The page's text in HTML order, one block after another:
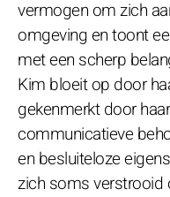
vermogen om zich
omgeving en toont
met een scherp
Kim bloeit op door
gekenmerkt door
communicatieve
en besluiteloze
zich soms verstrooid